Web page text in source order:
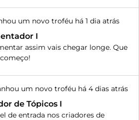
um novo troféu há 1 dia atrás
I
assim vais chegar longe. Que
um novo troféu há 4 dias atrás
de Tópicos I
de entrada nos criadores de